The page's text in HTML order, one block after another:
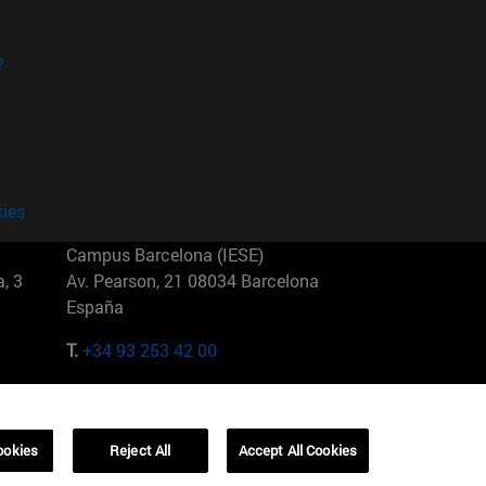
3
Campus Barcelona (IESE)
Av. Pearson, 21 08034 Barcelona
España
T.+34 93 253 42 00
01321001 Bela Vista Brasil
Reject All Accept All Cookies